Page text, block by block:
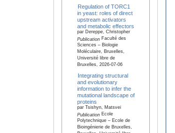
Regulation of TORC1
in yeast: roles of direct
upstream activators
and metabolic effectors
par Dereppe, Christopher
PublicationFaculté des
Sciences – Biologie
Moléculaire, Bruxelles,
Université libre de
Bruxelles, 2026-07-06
Integrating structural
and evolutionary
information to infer the
mutational landscape of
proteins
par Tsishyn, Matsvei
PublicationEcole
Polytechnique – Ecole de
Bioingénierie de Bruxelles,